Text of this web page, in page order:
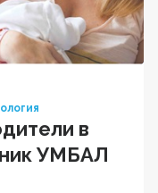
в
УМБАЛ